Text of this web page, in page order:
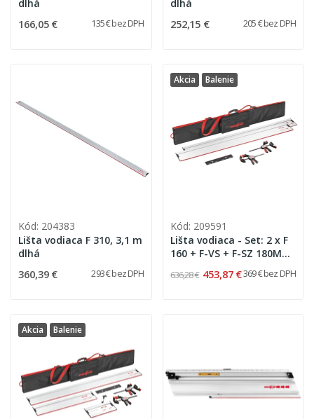
dlhá
166,05 € 135 € bez DPH
dlhá
252,15 € 205 € bez DPH
Kód: 204383
Lišta vodiaca F 310, 3,1 m
dlhá
360,39 € 293 € bez DPH
Akcia Balenie
Kód: 209591
Lišta vodiaca - Set: 2 x F
160 + F-VS + F-SZ 180MM
636,28 € 453,87 €369 € bez DPH
Akcia Balenie